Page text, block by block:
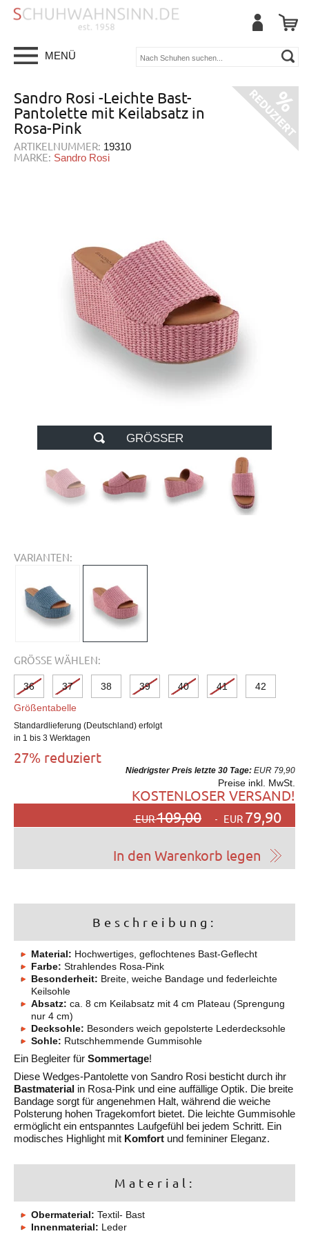
MENÜ
Sandro Rosi -Leichte Bast-
Pantolette mit Keilabsatz in
Rosa-Pink
ARTIKELNUMMER: 19310
MARKE: Sandro Rosi
GRÖSSER
VARIANTEN:
GRÖSSE WÄHLEN:
36 37 38 39 40 41
42
Größentabelle
Standardlieferung (Deutschland) erfolgt
in 1 bis 3 Werktagen
27% reduziert
Niedrigster Preis letzte 30 Tage: EUR 79,90
Preise inkl. MwSt.
KOSTENLOSER VERSAND!
EUR109,00 EUR 79,90
Beschreibung:
Material: Hochwertiges, geflochtenes Bast-Geflecht
Farbe: Strahlendes Rosa-Pink
Besonderheit: Breite, weiche Bandage und federleichte
Keilsohle
Absatz: ca. 8 cm Keilabsatz mit 4 cm Plateau (Sprengung
nur 4 cm)
Decksohle: Besonders weich gepolsterte Lederdecksohle
Sohle: Rutschhemmende Gummisohle
Ein Begleiter für Sommertage!
Diese Wedges-Pantolette von Sandro Rosi besticht durch ihr
Bastmaterial in Rosa-Pink und eine auffällige Optik. Die breite
Bandage sorgt für angenehmen Halt, während die weiche
Polsterung hohen Tragekomfort bietet. Die leichte Gummisohle
ermöglicht ein entspanntes Laufgefühl bei jedem Schritt. Ein
modisches Highlight mit Komfort und femininer Eleganz.
Material:
Obermaterial: Textil- Bast
Innenmaterial: Leder